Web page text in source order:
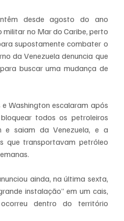
desde agosto do ano
no Mar do Caribe, perto
supostamente combater o
da Venezuela denuncia que
buscar uma mudança de
Washington escalaram após
todos os petroleiros
e saiam da Venezuela, e a
que transportavam petróleo
ainda, na última sexta,
instalação” em um cais,
dentro do território